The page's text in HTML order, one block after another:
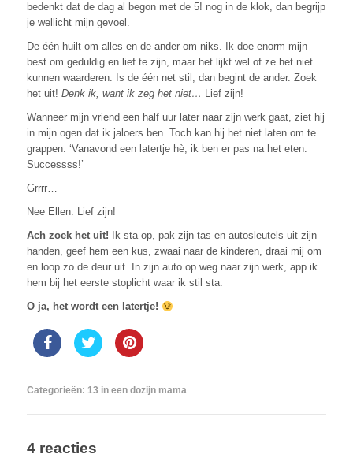
bedenkt dat de dag al begon met de 5! nog in de klok, dan begrijp
je wellicht mijn gevoel.
De één huilt om alles en de ander om niks. Ik doe enorm mijn
best om geduldig en lief te zijn, maar het lijkt wel of ze het niet
kunnen waarderen. Is de één net stil, dan begint de ander. Zoek
het uit! Denk ik, want ik zeg het niet… Lief zijn!
Wanneer mijn vriend een half uur later naar zijn werk gaat, ziet hij
in mijn ogen dat ik jaloers ben. Toch kan hij het niet laten om te
grappen: ‘Vanavond een latertje hè, ik ben er pas na het eten.
Successss!’
Grrrr…
Nee Ellen. Lief zijn!
Ach zoek het uit! Ik sta op, pak zijn tas en autosleutels uit zijn
handen, geef hem een kus, zwaai naar de kinderen, draai mij om
en loop zo de deur uit. In zijn auto op weg naar zijn werk, app ik
hem bij het eerste stoplicht waar ik stil sta:
O ja, het wordt een latertje!
Categorieën: 13 in een dozijn mama
4 reacties